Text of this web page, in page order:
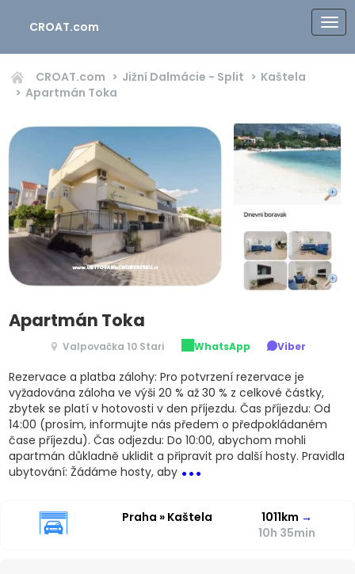
CROAT.com
CROAT.com Jižní Dalmácie - Split
Kaštela
Apartmán Toka
Apartmán Toka
Valpovačka 10 Stari WhatsApp Viber
Rezervace a platba zálohy: Pro potvrzení rezervace je
vyžadována záloha ve výši 20 % až 30 % z celkové částky,
zbytek se platí v hotovosti v den příjezdu. Čas příjezdu: Od
14:00 (prosím, informujte nás předem o předpokládaném
čase příjezdu). Čas odjezdu: Do 10:00, abychom mohli
apartmán důkladně uklidit a připravit pro další hosty. Pravidla
ubytování: Žádáme hosty, aby ...
Praha » Kaštela 1011km →
10h 35min